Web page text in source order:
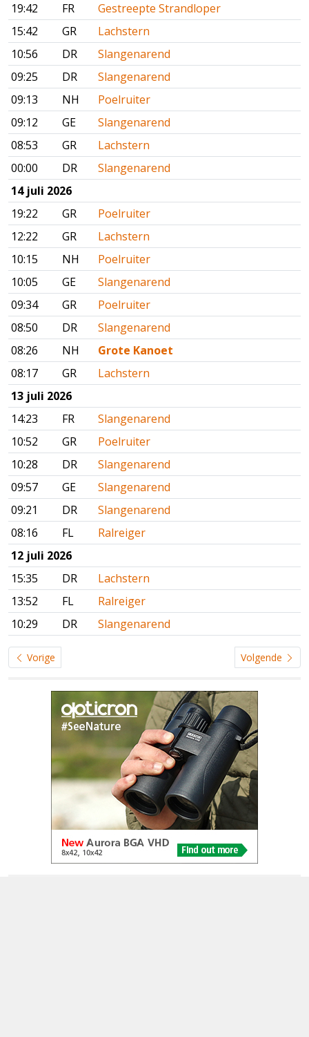
19:42
FR
Gestreepte Strandloper
15:42
GR
Lachstern
10:56
DR
Slangenarend
09:25
DR
Slangenarend
09:13
NH
Poelruiter
09:12
GE
Slangenarend
08:53
GR
Lachstern
00:00
DR
Slangenarend
14 juli 2026
19:22
GR
Poelruiter
12:22
GR
Lachstern
10:15
NH
Poelruiter
10:05
GE
Slangenarend
09:34
GR
Poelruiter
08:50
DR
Slangenarend
08:26
NH
Grote Kanoet
08:17
GR
Lachstern
13 juli 2026
14:23
FR
Slangenarend
10:52
GR
Poelruiter
10:28
DR
Slangenarend
09:57
GE
Slangenarend
09:21
DR
Slangenarend
08:16
FL
Ralreiger
12 juli 2026
15:35
DR
Lachstern
13:52
FL
Ralreiger
10:29
DR Slangenarend
Vorige Volgende